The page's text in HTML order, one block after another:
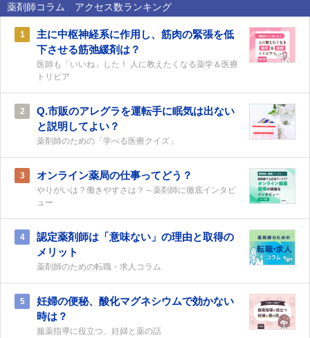
薬剤師コラム アクセス数ランキング
1
主に中枢神経系に作用し、筋肉の緊張を低
下させる筋弛緩剤は？
医師も「いいね」した！ 人に教えたくなる薬学＆医療
トリビア
2
Q.市販のアレグラを運転手に眠気は出ない
と説明してよい？
薬剤師のための「学べる医療クイズ」
3 オンライン薬局の仕事ってどう？
やりがいは？働きやすさは？～薬剤師に徹底インタビ
ュー
4
認定薬剤師は「意味ない」の理由と取得の
メリット
薬剤師のための転職・求人コラム
5
妊婦の便秘、酸化マグネシウムで効かない
時は？
服薬指導に役立つ、妊婦と薬の話